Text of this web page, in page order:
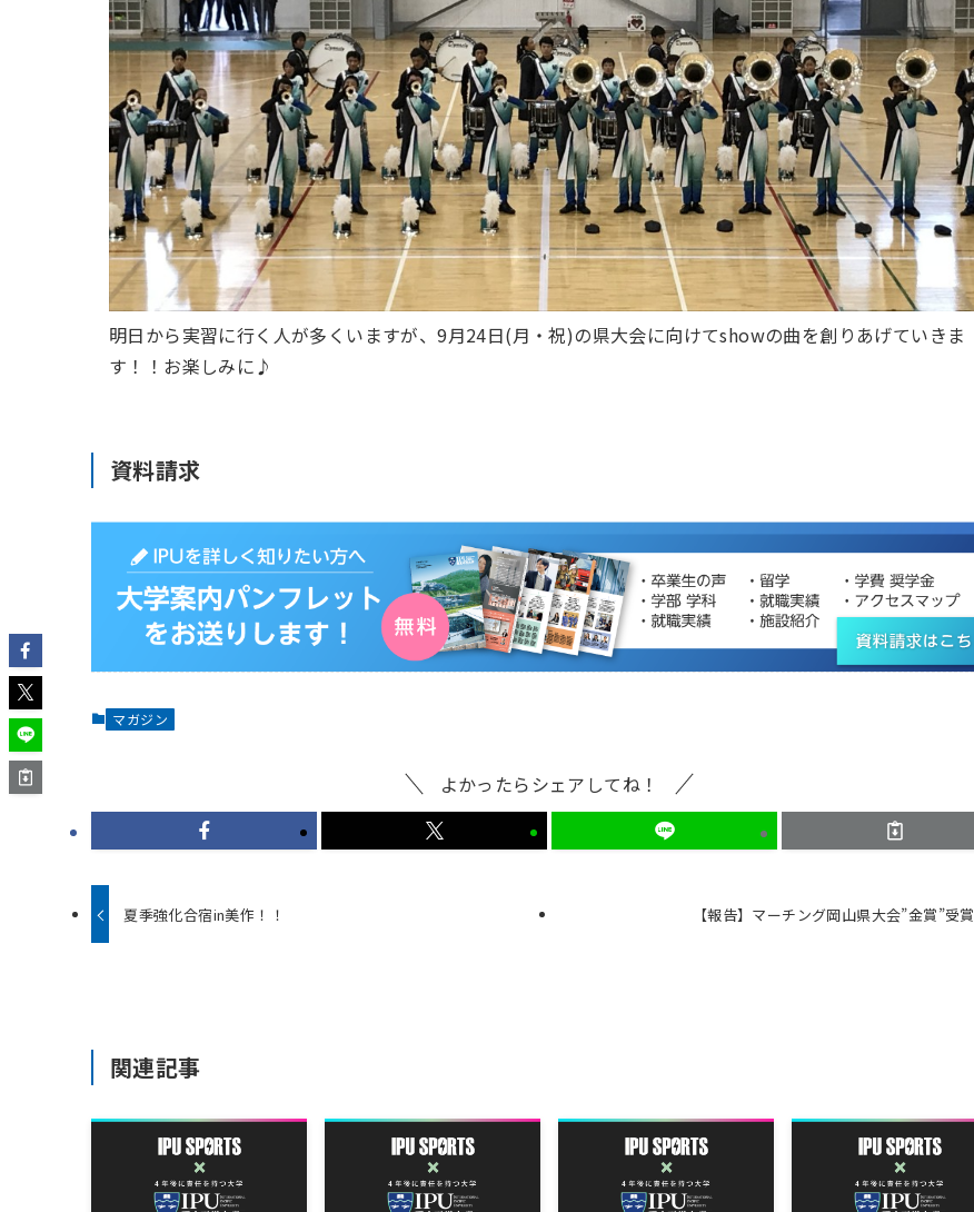
明日から実習に行く人が多くいますが、9月24日(月・祝)の県大会に向けてshowの曲を創りあげていきま
す！！お楽しみに♪
資料請求
マガジン
よかったらシェアしてね！
夏季強化合宿in美作！！ 【報告】マーチング岡山県大会”金賞”受賞
関連記事